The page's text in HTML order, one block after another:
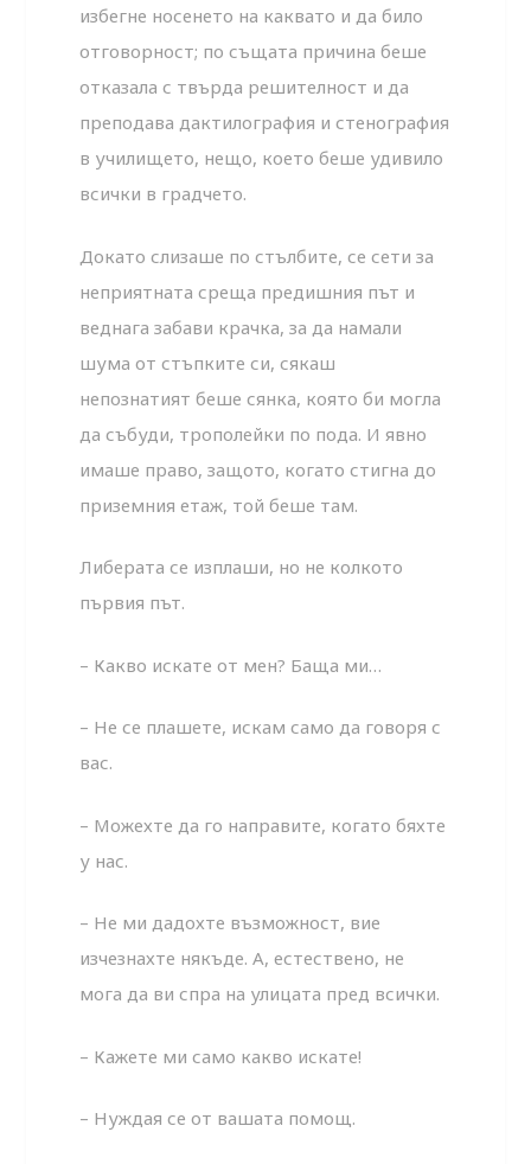
избегне носенето на каквато и да било
отговорност; по същата причина беше
отказала с твърда решителност и да
преподава дактилография и стенография
в училището, нещо, което беше удивило
всички в градчето.
Докато слизаше по стълбите, се сети за
неприятната среща предишния път и
веднага забави крачка, за да намали
шума от стъпките си, сякаш
непознатият беше сянка, която би могла
да събуди, трополейки по пода. И явно
имаше право, защото, когато стигна до
приземния етаж, той беше там.
Либерата се изплаши, но не колкото
първия път.
– Какво искате от мен? Баща ми…
– Не се плашете, искам само да говоря с
вас.
– Можехте да го направите, когато бяхте
у нас.
– Не ми дадохте възможност, вие
изчезнахте някъде. А, естествено, не
мога да ви спра на улицата пред всички.
– Кажете ми само какво искате!
– Нуждая се от вашата помощ.